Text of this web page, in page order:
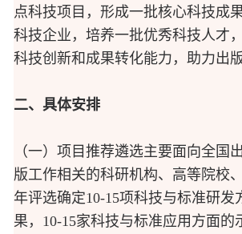
点科技项目，形成一批核心科技成
科技企业，培养一批优秀科技人才
科技创新和成果转化能力，助力出
二、具体安排
（一）项目推荐遴选主要面向全国
版工作相关的科研机构、高等院校
年评选确定10-15项科技与标准研发
果，10-15家科技与标准应用方面的